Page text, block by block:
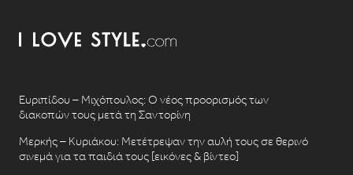
Ευριπίδου – Μιχόπουλος: Ο νέος προορισμός των
διακοπών τους μετά τη Σαντορίνη
Μερκής – Κυριάκου: Μετέτρεψαν την αυλή τους σε θερινό
σινεμά για τα παιδιά τους [εικόνες & βίντεο]